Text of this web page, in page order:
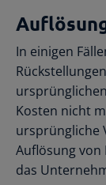
In einigen
Kosten nicht
ursprüngliche
Auflösung von
das